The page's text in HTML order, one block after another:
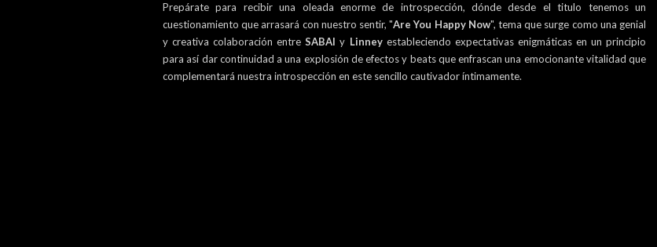
Prepárate para recibir una oleada enorme de introspección, dónde desde el titulo tenemos un
cuestionamiento que arrasará con nuestro sentir, "Are You Happy Now", tema que surge como una genial
y creativa colaboración entreSABAI y Linney estableciendo expectativas enigmáticas en un principio
para así dar continuidad a una explosión de efectos y beats que enfrascan una emocionante vitalidad que
complementará nuestra introspección en este sencillo cautivador íntimamente.